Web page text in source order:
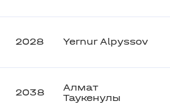
2028 Yernur Alpyssov
2038
Алмат
Таукенулы